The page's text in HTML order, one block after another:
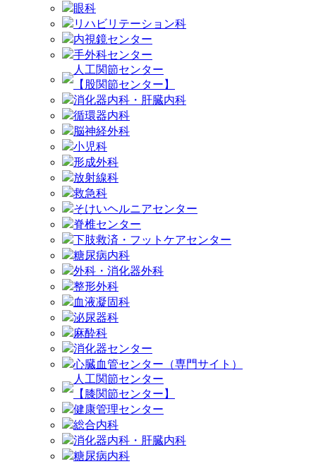
眼科
リハビリテーション科
内視鏡センター
手外科センター
人工関節センター
【股関節センター】
消化器内科・肝臓内科
循環器内科
脳神経外科
小児科
形成外科
放射線科
救急科
そけいヘルニアセンター
脊椎センター
下肢救済・フットケアセンター
糖尿病内科
外科・消化器外科
整形外科
血液凝固科
泌尿器科
麻酔科
消化器センター
心臓血管センター（専門サイト）
人工関節センター
【膝関節センター】
健康管理センター
総合内科
消化器内科・肝臓内科
糖尿病内科